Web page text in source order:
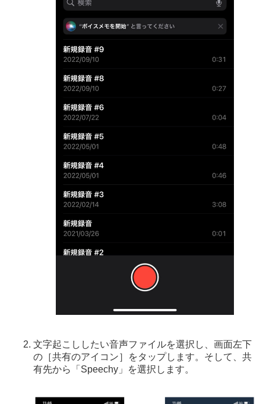
文字起こししたい音声ファイルを選択し、画面左下
の［共有のアイコン］をタップします。そして、共
有先から「Speechy」を選択します。